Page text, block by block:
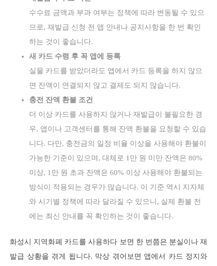
수수료 금액과 부과 여부는 정책에 따라 변동될 수 있으
므로, 재발급 신청 전 앱 안내나 공지사항을 한 번 확인
하는 것이 좋습니다.
새 카드 수령 후 꼭 앱에 등록
실물 카드를 받았더라도 앱에서 카드 등록을 하지 않으
면 잔액이 연결되지 않고 결제도 되지 않습니다.
충전 잔액 환불 조건
더 이상 카드를 사용하지 않거나 재발급이 불필요한 경
우, 앱이나 고객센터를 통해 잔액 환불을 요청할 수 있습
니다. 다만, 충전금의 일정 비율 이상을 사용해야 환불이
가능한 기준이 있으며, 대체로 1만 원 미만 잔액은 80%
이상, 1만 원 초과 잔액은 60% 이상 사용해야 환불되는
방식이 적용되는 경우가 많습니다. 이 기준 역시 지자체
와 시기별 정책에 따라 달라질 수 있으니, 실제 환불 전
에는 최신 안내를 꼭 확인하는 것이 좋습니다.
화성시 지역화폐 카드를 사용하다 보면 한 번쯤은 분실이나 재
발급 상황을 겪게 됩니다. 막상 겪어보면 앱에서 카드 정지와